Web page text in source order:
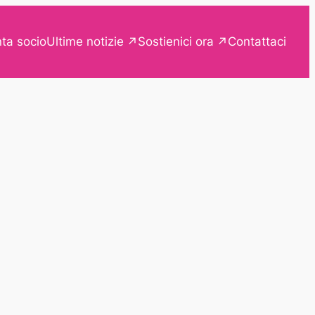
socioUltime notizie Sostienici ora Contattaci